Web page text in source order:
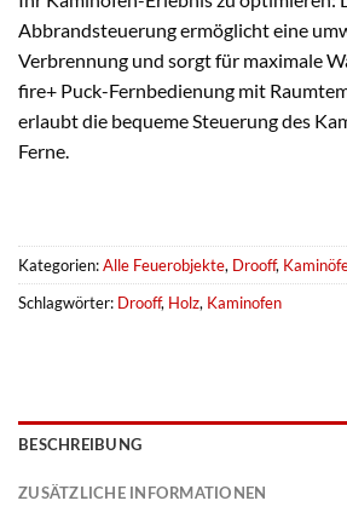
Abbrandsteuerung ermöglicht eine
Verbrennung und sorgt für maximale
fire+ Puck-Fernbedienung mit
erlaubt die bequeme Steuerung des
Ferne.
Kategorien:Alle Feuerobjekte, Drooff,
Schlagwörter: Drooff, Holz, Kaminofen
BESCHREIBUNG
ZUSÄTZLICHE INFORMATIONEN